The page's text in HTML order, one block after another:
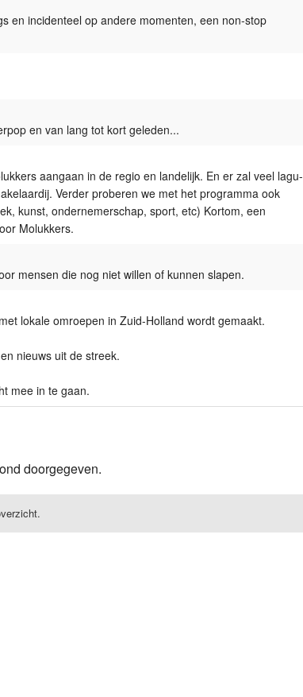
Programmabeleid Bepalend Orgaan
en incidenteel op andere momenten, een non-stop
en van lang tot kort geleden...
aangaan in de regio en landelijk. En er zal veel lagu-
Verder proberen we met het programma ook
kunst, ondernemerschap, sport, etc) Kortom, een
Molukkers.
mensen die nog niet willen of kunnen slapen.
lokale omroepen in Zuid-Holland wordt gemaakt.
nieuws uit de streek.
mee in te gaan.
doorgegeven.